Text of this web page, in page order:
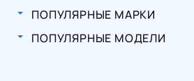
ПОПУЛЯРНЫЕ МАРКИ
ПОПУЛЯРНЫЕ МОДЕЛИ